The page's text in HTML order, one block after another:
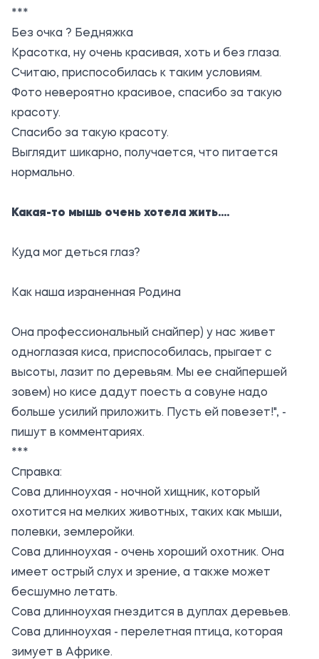
***
Без очка ? Бедняжка
Красотка, ну очень красивая, хоть и без глаза.
Считаю, приспособилась к таким условиям.
Фото невероятно красивое, спасибо за такую
красоту.
Спасибо за такую красоту.
Выглядит шикарно, получается, что питается
нормально.
Какая-то мышь очень хотела жить....
Куда мог деться глаз?
Как наша израненная Родина
Она профессиональный снайпер) у нас живет
одноглазая киса, приспособилась, прыгает с
высоты, лазит по деревьям. Мы ее снайпершей
зовем) но кисе дадут поесть а совуне надо
больше усилий приложить. Пусть ей повезет!", -
пишут в комментариях.
***
Справка:
Сова длинноухая - ночной хищник, который
охотится на мелких животных, таких как мыши,
полевки, землеройки.
Сова длинноухая - очень хороший охотник. Она
имеет острый слух и зрение, а также может
бесшумно летать.
Сова длинноухая гнездится в дуплах деревьев.
Сова длинноухая - перелетная птица, которая
зимует в Африке.